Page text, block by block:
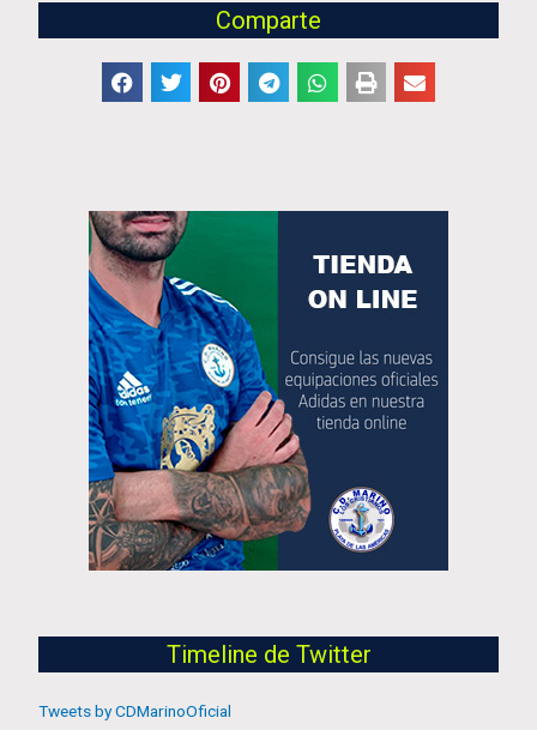
Comparte
Timeline de Twitter
Tweets by CDMarinoOficial